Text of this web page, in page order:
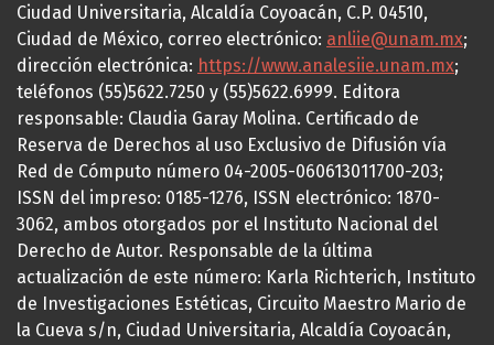
Ciudad Universitaria, Alcaldía Coyoacán, C.P. 04510,
Ciudad de México, correo electrónico: anliie@unam.mx;
dirección electrónica: https://www.analesiie.unam.mx;
teléfonos (55)5622.7250 y (55)5622.6999. Editora
responsable: Claudia Garay Molina. Certificado de
Reserva de Derechos al uso Exclusivo de Difusión vía
Red de Cómputo número 04-2005-060613011700-203;
ISSN del impreso: 0185-1276, ISSN electrónico: 1870-
3062, ambos otorgados por el Instituto Nacional del
Derecho de Autor. Responsable de la última
actualización de este número: Karla Richterich, Instituto
de Investigaciones Estéticas, Circuito Maestro Mario de
la Cueva s/n, Ciudad Universitaria, Alcaldía Coyoacán,